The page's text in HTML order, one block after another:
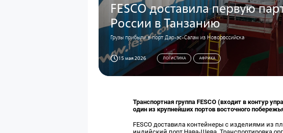
FESCO доставила первую
России в Танзанию
Грузы прибыли в порт Дар-эс-Салам из Новороссийска
15 мая 2026 ЛОГИСТИКА АФРИКА
Транспортная группа FESCO (входит в контур
один из крупнейших портов восточного
FESCO доставила контейнеры с изделиями из